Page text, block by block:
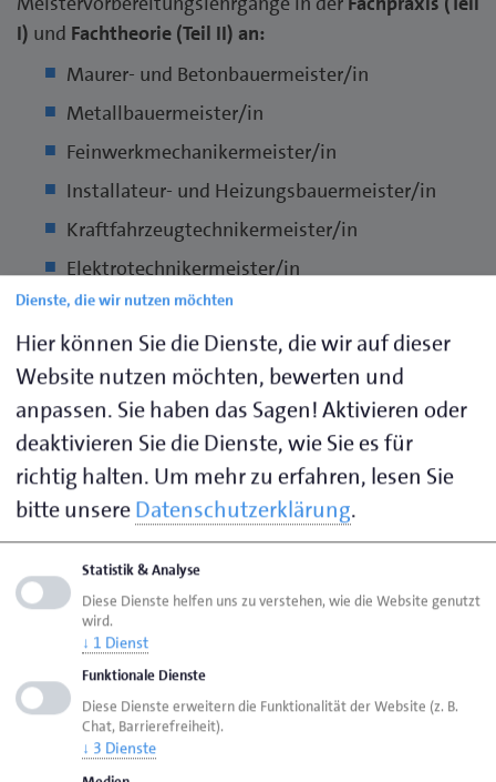
I) und Fachtheorie (Teil II) an:
Maurer- und Betonbauermeister/in
Metallbauermeister/in
Feinwerkmechanikermeister/in
Installateur- und Heizungsbauermeister/in
Kraftfahrzeugtechnikermeister/in
Elektrotechnikermeister/in
Tischlermeister/in
Maler- und Lackierermeister/in – Fachrichtung:
Gestaltung und Instandhaltung
Friseurmeister/in
sowie für den kaufmännischen Theoriepart (Teil III)
und dieAusbildereignungsprüfung (Teil IV).
Das bieten wir Ihnen:
eine moderne, lerngerechte Arbeitsumgebung
(digitales Klassenbuch & digitale
Unterrichtstafeln)
ausgiebige Einarbeitung unserer Dozent/innen
angemessenes Honorar und zeitnahe
Abrechnung
Dienste, die wir nutzen möchten
Hier können Sie die Dienste, die wir auf dieser
Website nutzen möchten, bewerten und
anpassen. Sie haben das Sagen! Aktivieren oder
deaktivieren Sie die Dienste, wie Sie es für
richtig halten. Um mehr zu erfahren, lesen Sie
bitte unsereDatenschutzerklärung.
Statistik & Analyse
Diese Dienste helfen uns zu verstehen, wie die Website genutzt
wird.
↓ 1 Dienst
Funktionale Dienste
Diese Dienste erweitern die Funktionalität der Website (z. B.
Chat, Barrierefreiheit).
↓ 3 Dienste